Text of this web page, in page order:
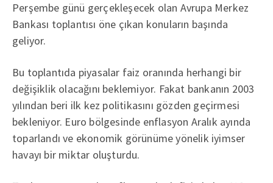
Perşembe günü gerçekleşecek olan Avrupa Merkez
Bankası toplantısı öne çıkan konuların başında
geliyor.
Bu toplantıda piyasalar faiz oranında herhangi bir
değişiklik olacağını beklemiyor. Fakat bankanın 2003
yılından beri ilk kez politikasını gözden geçirmesi
bekleniyor. Euro bölgesinde enflasyon Aralık ayında
toparlandı ve ekonomik görünüme yönelik iyimser
havayı bir miktar oluşturdu.